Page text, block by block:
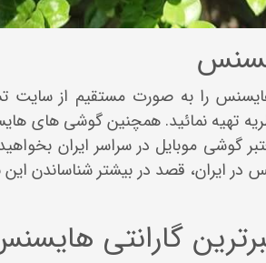
را به صورت مستقیم از سایت
تهیه نمائید. همچنین گوشی های
گوشی موبایل در سراسر ایران
ایران، قصد در بیشتر شناساندن